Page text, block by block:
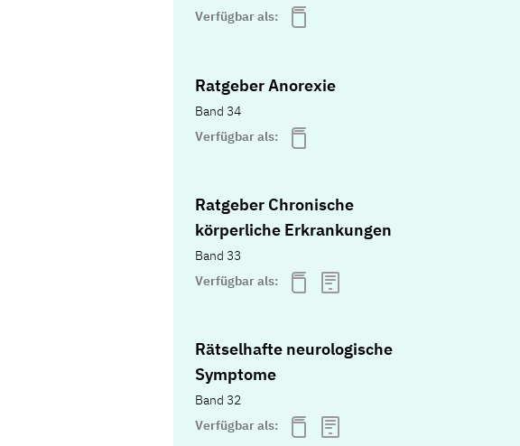
Verfügbar als:
Ratgeber Anorexie
Band 34
Verfügbar als:
Ratgeber Chronische
körperliche Erkrankungen
Band 33
Verfügbar als:
Rätselhafte neurologische
Symptome
Band 32
Verfügbar als: